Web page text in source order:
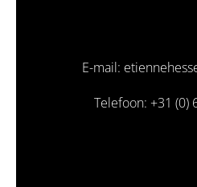
E-mail:
Telefoon: +31 (0)